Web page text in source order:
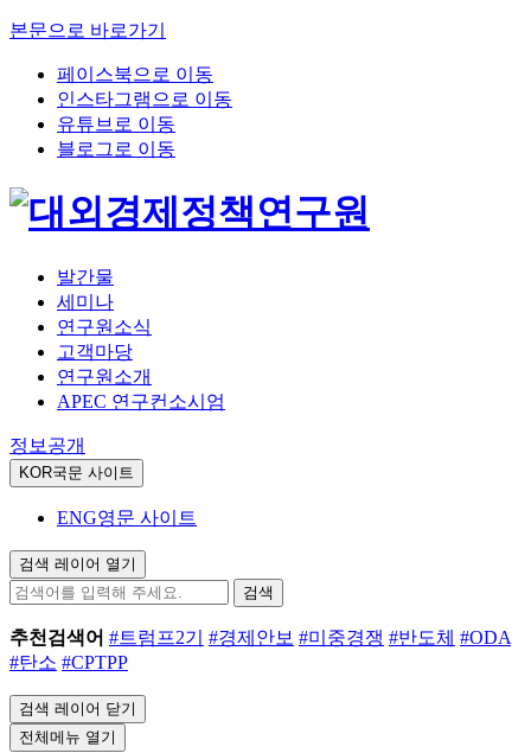
본문으로 바로가기
페이스북으로 이동
인스타그램으로 이동
유튜브로 이동
블로그로 이동
발간물
세미나
연구원소식
고객마당
연구원소개
APEC 연구컨소시엄
정보공개
KOR국문 사이트
ENG영문 사이트
검색 레이어 열기
검색
추천검색어 #트럼프2기 #경제안보 #미중경쟁 #반도체 #ODA
#탄소 #CPTPP
검색 레이어 닫기
전체메뉴 열기